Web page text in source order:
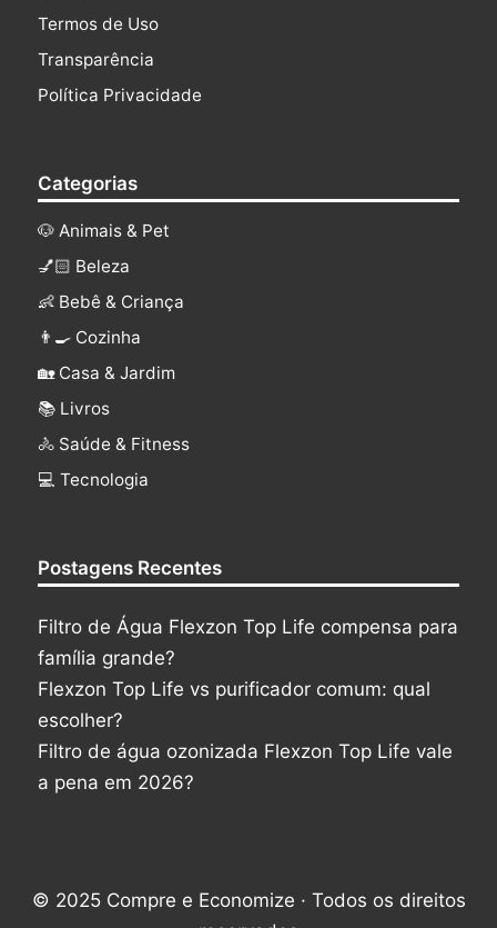
Termos de Uso
Transparência
Política Privacidade
Categorias
🐶 Animais & Pet
💅🏻 Beleza
👶 Bebê & Criança
👨‍🍳 Cozinha
🏡 Casa & Jardim
📚 Livros
🚴 Saúde & Fitness
‍💻 Tecnologia
Postagens Recentes
Filtro de Água Flexzon Top Life compensa para
família grande?
Flexzon Top Life vs purificador comum: qual
escolher?
Filtro de água ozonizada Flexzon Top Life vale
a pena em 2026?
© 2025 Compre e Economize · Todos os direitos